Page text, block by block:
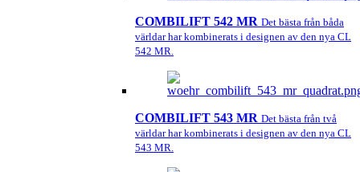
COMBILIFT 542 MR Det bästa från båda
världar har kombinerats i designen av den nya CL
542 MR.
COMBILIFT 543 MR Det bästa från två
världar har kombinerats i designen av den nya CL
543 MR.